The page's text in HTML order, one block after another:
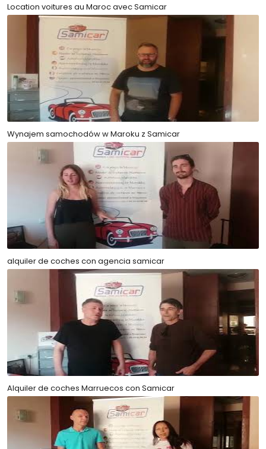
Location voitures au Maroc avec Samicar
Wynajem samochodów w Maroku z Samicar
alquiler de coches con agencia samicar
Alquiler de coches Marruecos con Samicar